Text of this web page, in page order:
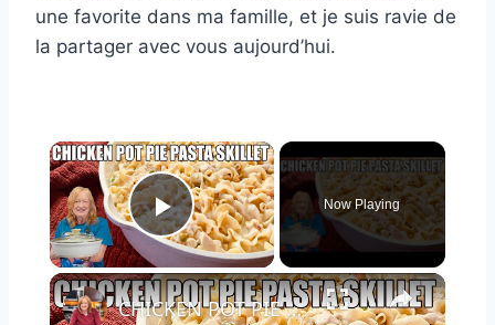
une favorite dans ma famille, et je suis ravie de
la partager avec vous aujourd’hui.
×
Play Video
Now Playing
×
CHICKEN POT PIE PASTA SKILLET Quick Weeknight Meal They Will Love